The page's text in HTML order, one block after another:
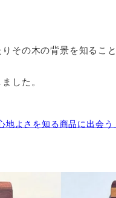
その木の背景を知るこ
した。
よさを知る商品に出会う